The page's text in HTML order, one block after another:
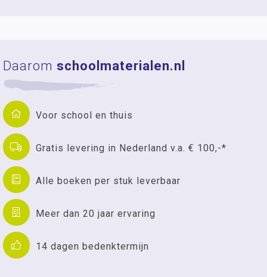
Daarom schoolmaterialen.nl
Voor school en thuis
Gratis levering in Nederland v.a. € 100,-*
Alle boeken per stuk leverbaar
Meer dan 20 jaar ervaring
14 dagen bedenktermijn